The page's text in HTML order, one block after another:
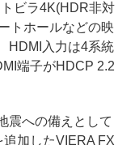
ビラ4K(HDR非対
トホールなどの映
HDMI入力は4系統
端子がHDCP 2.2
震への備えとして
追加したVIERA FX